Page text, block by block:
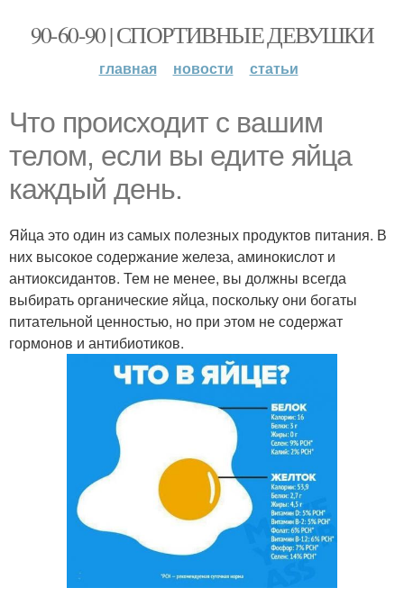
90-60-90 | СПОРТИВНЫЕ ДЕВУШКИ
главная новости статьи
Что происходит с вашим
телом, если вы едите яйца
каждый день.
Яйца это один из самых полезных продуктов питания. В
них высокое содержание железа, аминокислот и
антиоксидантов. Тем не менее, вы должны всегда
выбирать органические яйца, поскольку они богаты
питательной ценностью, но при этом не содержат
гормонов и антибиотиков.